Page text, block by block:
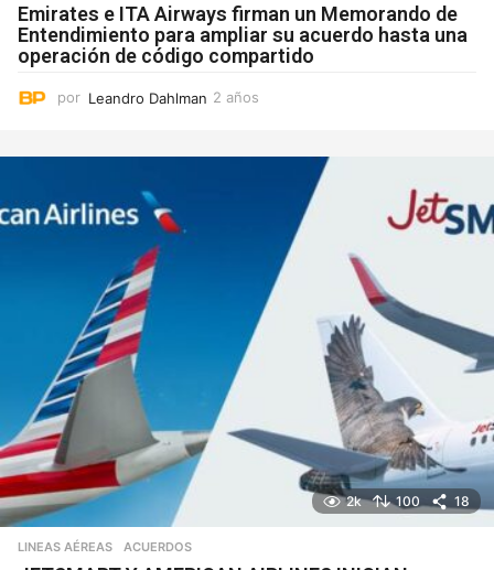
Emirates e ITA Airways firman un Memorando de
Entendimiento para ampliar su acuerdo hasta una
operación de código compartido
por Leandro Dahlman 2 años
o
2k 100 18
LINEAS AÉREAS ACUERDOS